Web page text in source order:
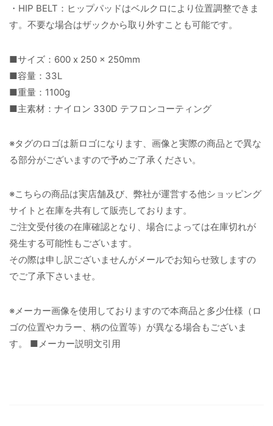
・HIP BELT：ヒップパッドはベルクロにより位置調整できま
す。不要な場合はザックから取り外すことも可能です。
■サイズ：600 x 250 x 250mm
■容量：33L
■重量：1100g
■主素材：ナイロン 330D テフロンコーティング
※タグのロゴは新ロゴになります、画像と実際の商品とで異な
る部分がございますので予めご了承ください。
※こちらの商品は実店舗及び、弊社が運営する他ショッピング
サイトと在庫を共有して販売しております。
ご注文受付後の在庫確認となり、場合によっては在庫切れが
発生する可能性もございます。
その際は申し訳ございませんがメールでお知らせ致しますの
でご了承下さいませ。
※メーカー画像を使用しておりますので本商品と多少仕様（ロ
ゴの位置やカラー、柄の位置等）が異なる場合もございま
す。 ■メーカー説明文引用